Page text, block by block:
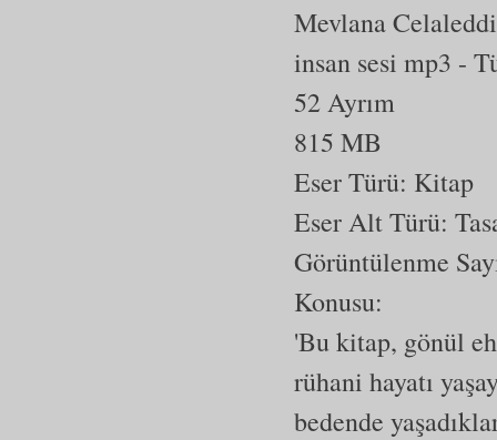
Mevlana
insan sesi mp3 -
52 Ayrım
815 MB
Eser Türü: Kitap
Eser Alt Türü:
Görüntülenme
Konusu:
'Bu kitap, gönül
rühani hayatı
bedende